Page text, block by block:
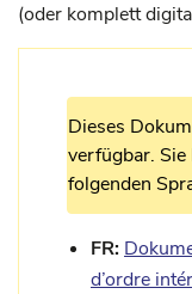
(oder komplett
Dieses
verfügbar.
folgenden
FR:
d’ordre